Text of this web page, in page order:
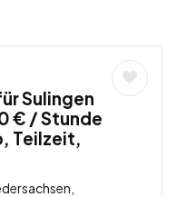
Sulingen
€ / Stunde
Teilzeit,